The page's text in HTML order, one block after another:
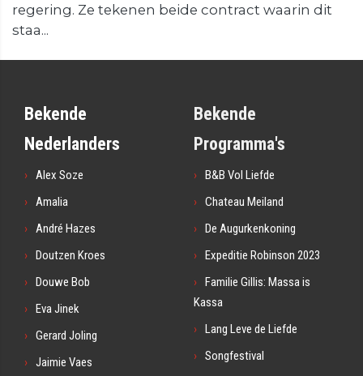
regering. Ze tekenen beide contract waarin dit
staa...
Bekende
Nederlanders
Alex Soze
Amalia
André Hazes
Doutzen Kroes
Douwe Bob
Eva Jinek
Gerard Joling
Jaimie Vaes
Bekende
Programma's
B&B Vol Liefde
Chateau Meiland
De Augurkenkoning
Expeditie Robinson 2023
Familie Gillis: Massa is
Kassa
Lang Leve de Liefde
Songfestival